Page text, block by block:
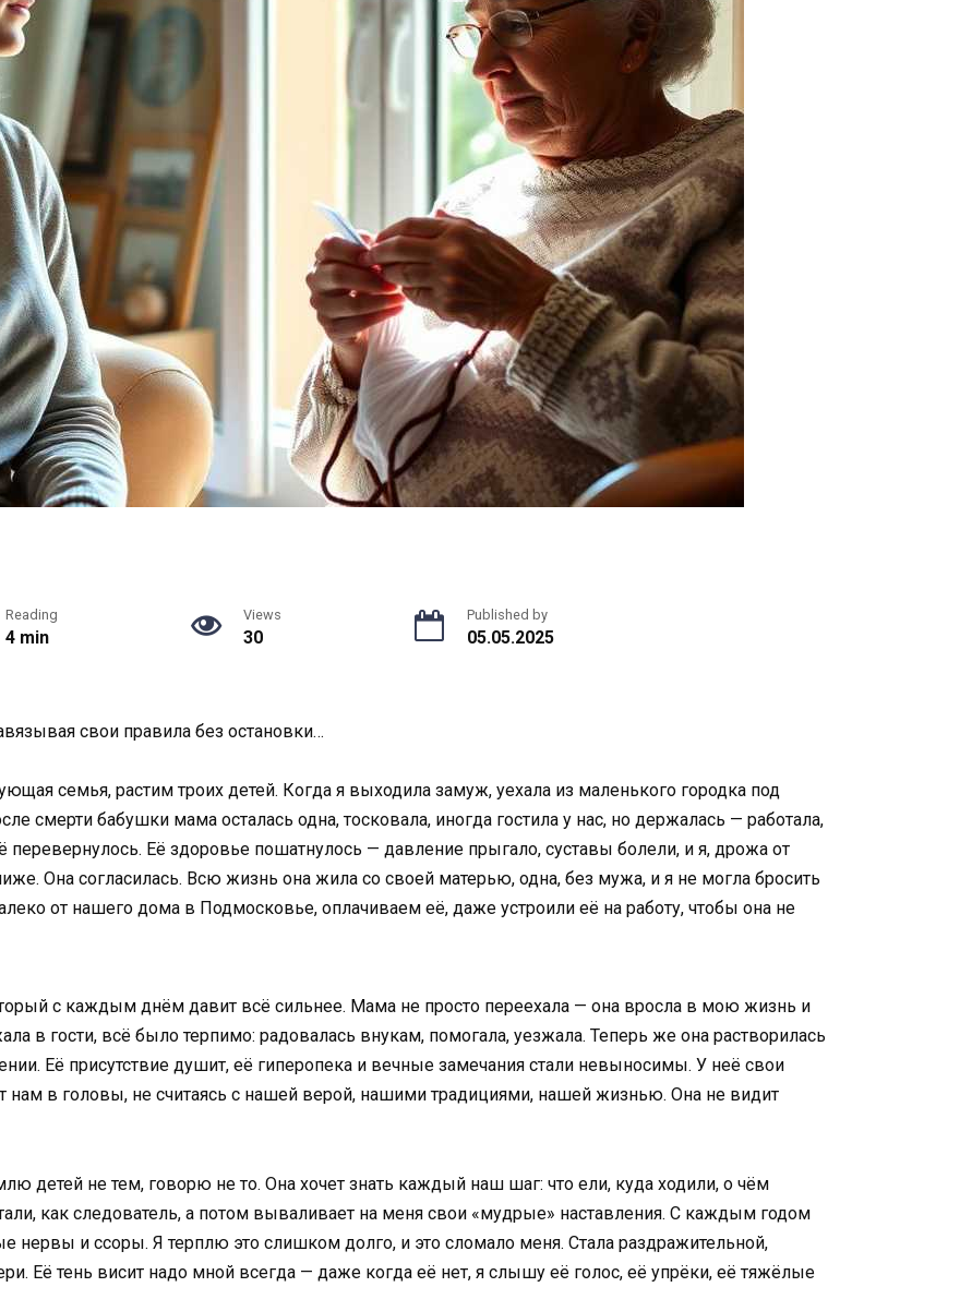
Reading
4 min
Views
30
Published by
05.05.2025
свои правила без остановки…
семья, растим троих детей. Когда я выходила замуж, уехала из маленького городка под
смерти бабушки мама осталась одна, тосковала, иногда гостила у нас, но держалась — работала,
перевернулось. Её здоровье пошатнулось — давление прыгало, суставы болели, и я, дрожа от
Она согласилась. Всю жизнь она жила со своей матерью, одна, без мужа, и я не могла бросить
от нашего дома в Подмосковье, оплачиваем её, даже устроили её на работу, чтобы она не
с каждым днём давит всё сильнее. Мама не просто переехала — она вросла в мою жизнь и
в гости, всё было терпимо: радовалась внукам, помогала, уезжала. Теперь же она растворилась
Её присутствие душит, её гиперопека и вечные замечания стали невыносимы. У неё свои
нам в головы, не считаясь с нашей верой, нашими традициями, нашей жизнью. Она не видит
детей не тем, говорю не то. Она хочет знать каждый наш шаг: что ели, куда ходили, о чём
как следователь, а потом вываливает на меня свои «мудрые» наставления. С каждым годом
нервы и ссоры. Я терплю это слишком долго, и это сломало меня. Стала раздражительной,
Её тень висит надо мной всегда — даже когда её нет, я слышу её голос, её упрёки, её тяжёлые